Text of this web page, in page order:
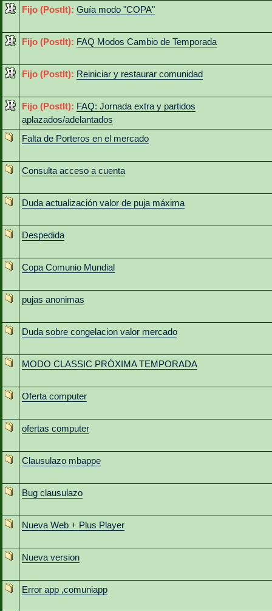
Fijo (PostIt): Guía modo "COPA"
Fijo (PostIt): FAQ Modos Cambio de Temporada
Fijo (PostIt): Reiniciar y restaurar comunidad
Fijo (PostIt): FAQ: Jornada extra y partidos
aplazados/adelantados
Falta de Porteros en el mercado
Consulta acceso a cuenta
Duda actualización valor de puja máxima
Despedida
Copa Comunio Mundial
pujas anonimas
Duda sobre congelacion valor mercado
MODO CLASSIC PRÓXIMA TEMPORADA
Oferta computer
ofertas computer
Clausulazo mbappe
Bug clausulazo
Nueva Web + Plus Player
Nueva version
Error app ,comuniapp